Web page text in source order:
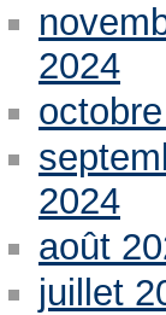
2024
2024
août
juillet